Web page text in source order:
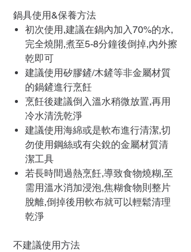
鍋具使用&保養方法
初次使用,建議在鍋內加入70%的水,
完全燒開,煮至5-8分鐘後倒掉,內外擦
乾即可
建議使用矽膠鏟/木鏟等非金屬材質
的鍋鏟進行烹飪
烹飪後建議倒入溫水稍微放置,再用
冷水清洗乾淨
建議使用海綿或是軟布進行清潔,切
勿使用鋼絲或有尖銳的金屬材質清
潔工具
若長時間過熱烹飪,導致食物燒糊,至
需用溫水消加浸泡,焦糊食物則整片
脫離,倒掉後用軟布就可以輕鬆清理
乾淨
不建議使用方法